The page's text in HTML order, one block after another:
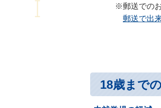
※郵送での
郵送で出
18歳まで